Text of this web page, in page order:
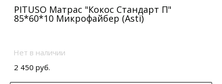
PITUSO Матрас "Кокос Стандарт П"
85*60*10 Микрофайбер (Asti)
Нет в наличии
2 450 руб.